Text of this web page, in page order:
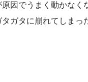
因でうまく動かな
ガタに崩れてしまっ